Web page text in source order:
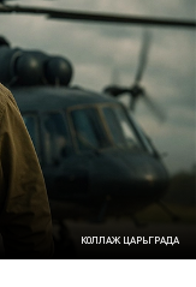
КОЛЛАЖ ЦАРЬГРАДА